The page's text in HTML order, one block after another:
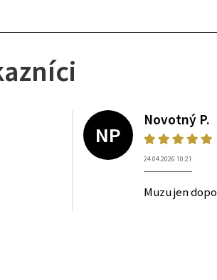
NP
Novotný P.
24.04.2026 10:21
Muzu jen